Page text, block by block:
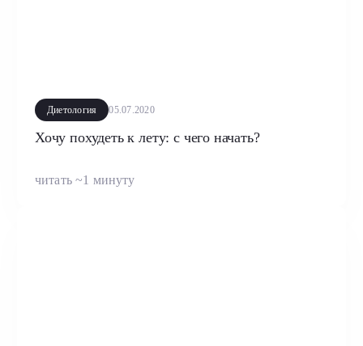
Диетология 05.07.2020
Хочу похудеть к лету: с чего начать?
читать ~1 минуту